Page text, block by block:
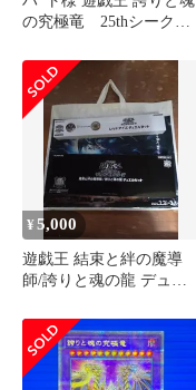
の究極竜 25thシークレ
¥5,000
遊戯王 結束と絆の魔導
師/誇りと魂の龍 デュエ